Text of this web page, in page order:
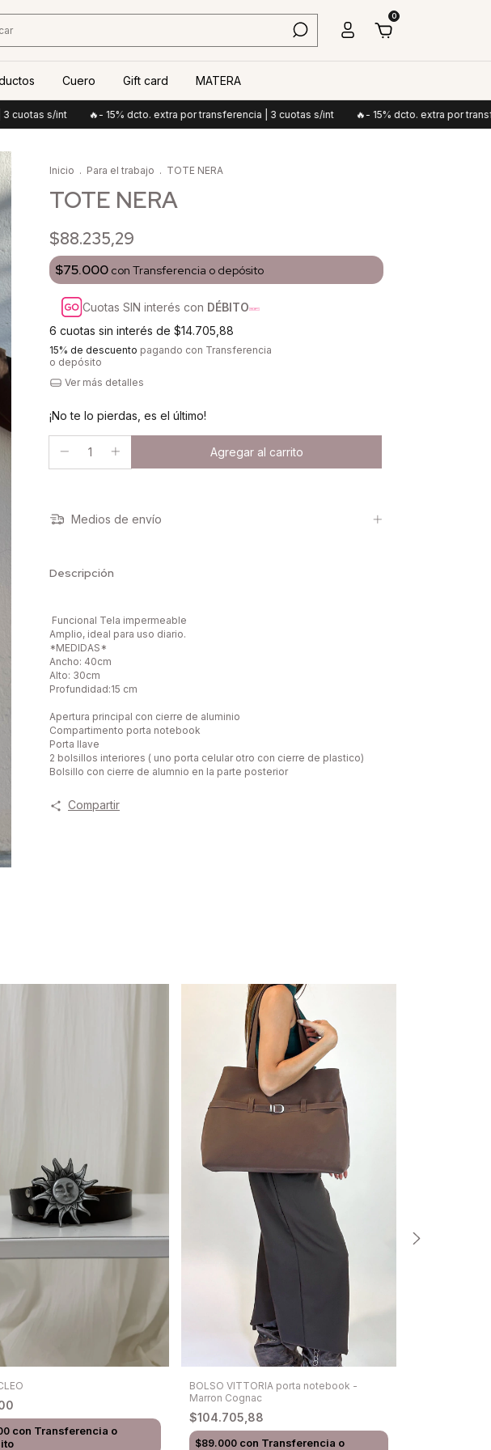
0
Cuero Gift card MATERA
s/int 🔥- 15% dcto. extra por transferencia | 3 cuotas s/int 🔥- 15% dcto. extra por
Inicio . Para el trabajo . TOTE NERA
TOTE NERA
$88.235,29
$75.000 con Transferencia o depósito
Cuotas SIN interés con DÉBITO
6 cuotas sin interés de $14.705,88
15% de descuento pagando con Transferencia
o depósito
Ver más detalles
¡No te lo pierdas, es el último!
Medios de envío
Descripción
Funcional Tela impermeable
Amplio, ideal para uso diario.
*MEDIDAS*
Ancho: 40cm
Alto: 30cm
Profundidad:15 cm
Apertura principal con cierre de aluminio
Compartimento porta notebook
Porta llave
2 bolsillos interiores ( uno porta celular otro con cierre de plastico)
Bolsillo con cierre de alumnio en la parte posterior
Compartir
con Transferencia o
BOLSO VITTORIA porta notebook -
Marron Cognac
$104.705,88
$89.000 con Transferencia o